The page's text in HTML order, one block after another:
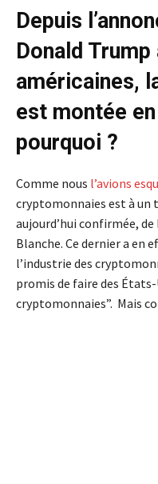
Depuis
Donald
américaines,
est montée
pourquoi ?
Comme nous l’avions
cryptomonnaies est à un
aujourd’hui confirmée,
Blanche. Ce dernier a en
l’industrie des
promis de faire des
cryptomonnaies”. Mais